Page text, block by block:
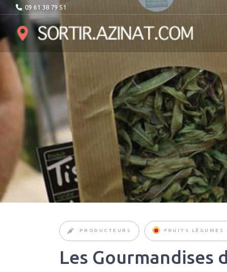
09 61 38 79 51
PRODUCTEURS FRUITS LÉGUMES
Les Gourmandises